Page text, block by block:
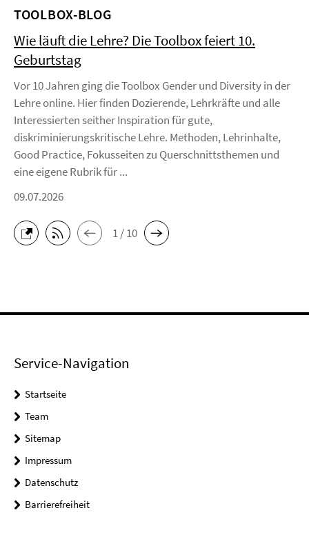
TOOLBOX-BLOG
Wie läuft die Lehre? Die Toolbox feiert 10.
Geburtstag
Vor 10 Jahren ging die Toolbox Gender und Diversity in der
Lehre online. Hier finden Dozierende, Lehrkräfte und alle
Interessierten seither Inspiration für gute,
diskriminierungskritische Lehre. Methoden, Lehrinhalte,
Good Practice, Fokusseiten zu Querschnittsthemen und
eine eigene Rubrik für ...
09.07.2026
1 / 10
Service-Navigation
Startseite
Team
Sitemap
Impressum
Datenschutz
Barrierefreiheit